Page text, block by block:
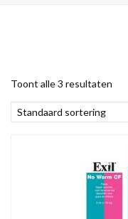
Toont alle 3 resultaten